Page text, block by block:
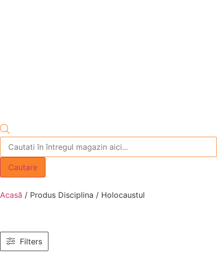
Cautare
Acasă / Produs Disciplina / Holocaustul
Filters